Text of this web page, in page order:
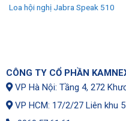
Loa hội nghị Jabra Speak 510
CÔNG TY CỔ PHẦN
VP Hà Nội: Tầng 4, 272
VP HCM: 17/2/27 Liên khu 5